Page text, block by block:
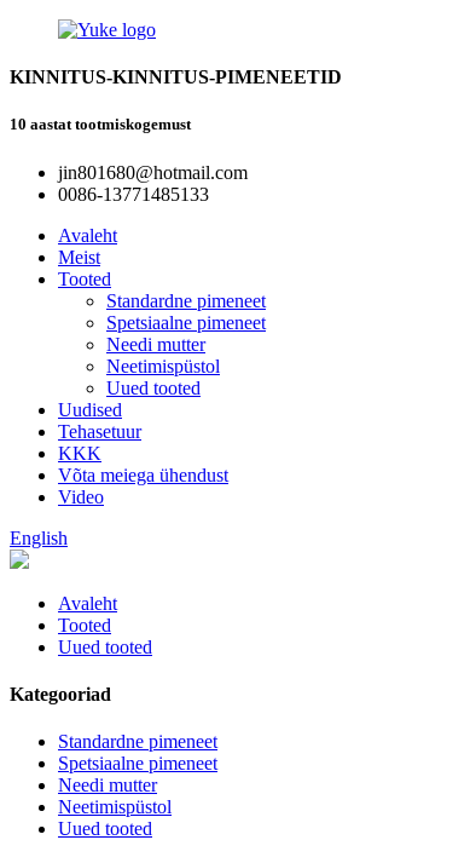
KINNITUS-KINNITUS-PIMENEETID
10 aastat tootmiskogemust
jin801680@hotmail.com
0086-13771485133
Avaleht
Meist
Tooted
Standardne pimeneet
Spetsiaalne pimeneet
Needi mutter
Neetimispüstol
Uued tooted
Uudised
Tehasetuur
KKK
Võta meiega ühendust
Video
English
Avaleht
Tooted
Uued tooted
Kategooriad
Standardne pimeneet
Spetsiaalne pimeneet
Needi mutter
Neetimispüstol
Uued tooted